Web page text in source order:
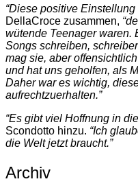
“Diese positive
DellaCroce zusammen,
wütende Teenager waren.
Songs schreiben,
mag sie, aber
und hat uns geholfen, als
Daher war es wichtig,
aufrechtzuerhalten.”
“Es gibt viel Hoffnung in
Scondotto hinzu. “Ich
die Welt jetzt braucht.”
Archiv